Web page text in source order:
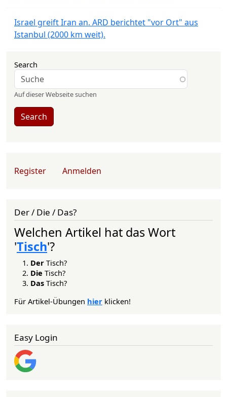
Israel greift Iran an. ARD berichtet "vor Ort" aus
Istanbul (2000 km weit).
Search
Auf dieser Webseite suchen
Search
User account menu
Register Anmelden
Der / Die / Das?
Welchen Artikel hat das Wort
'Tisch'?
Der Tisch?
Die Tisch?
Das Tisch?
Für Artikel-Übungen hier klicken!
Easy Login